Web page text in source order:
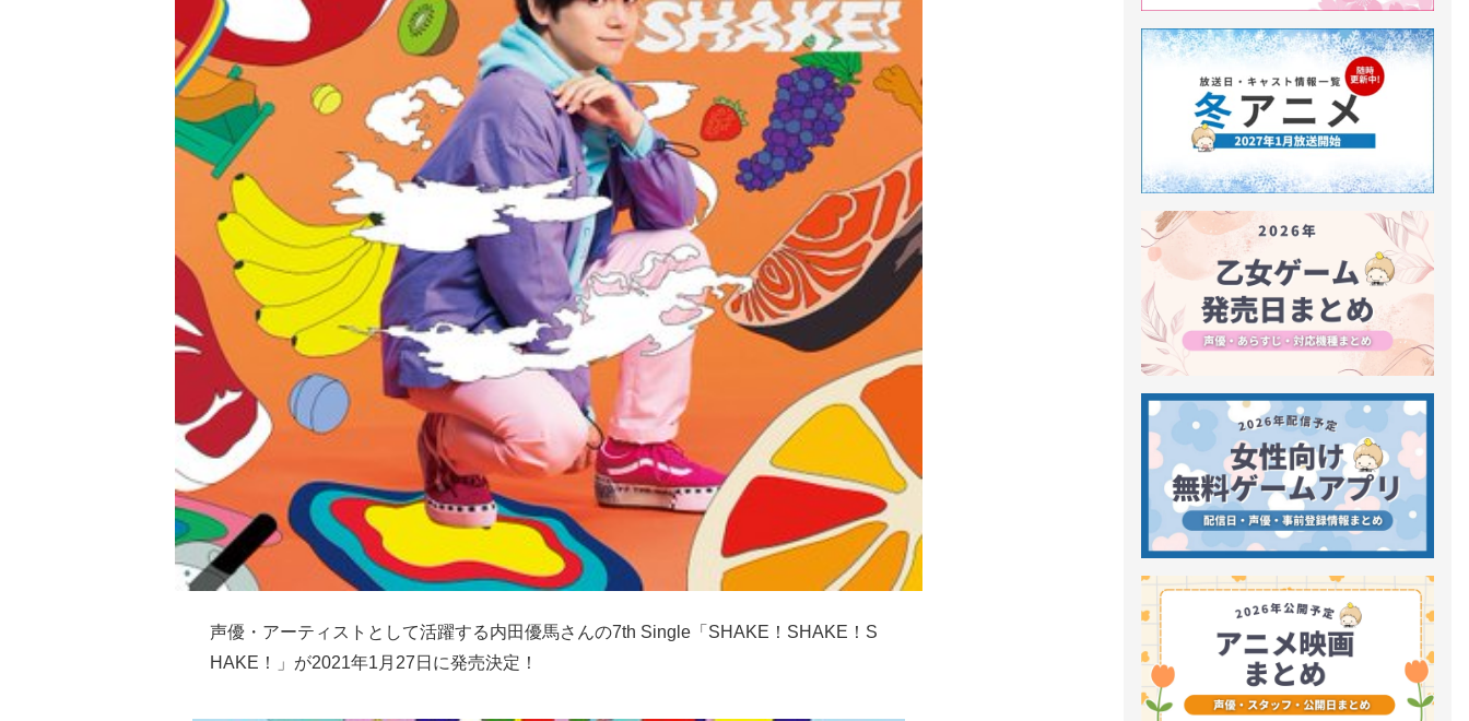
声優・アーティストとして活躍する内田優馬さんの7th Single「SHAKE！SHAKE！S
HAKE！」が2021年1月27日に発売決定！